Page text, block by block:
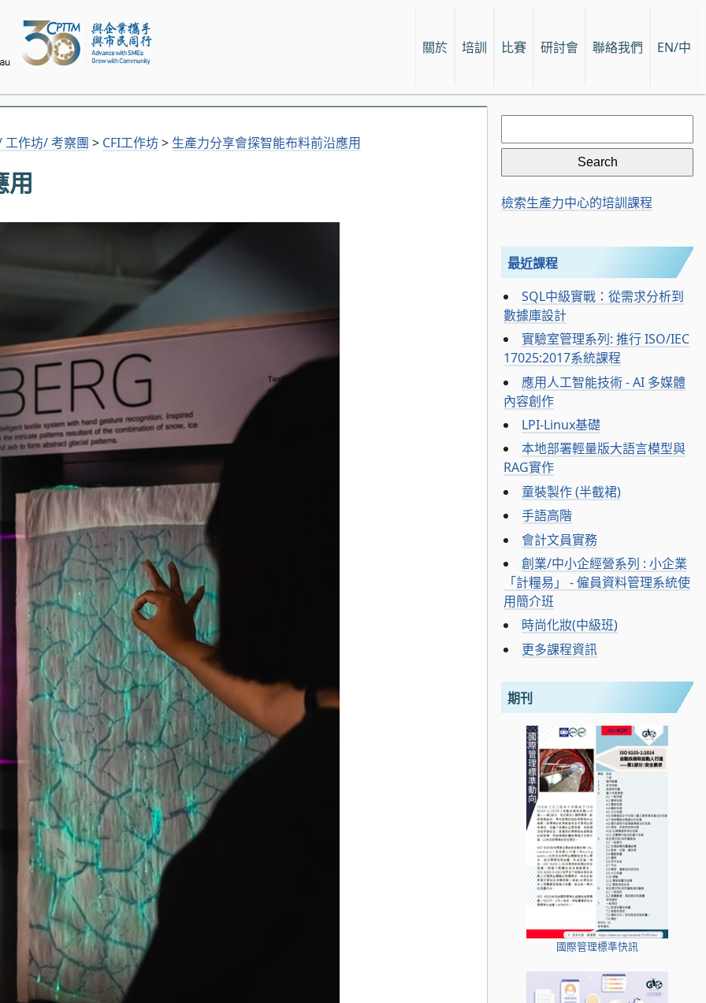
關於 培訓 比賽 研討會 聯絡我們 EN/中
工作坊/ 考察團 > CFI工作坊> 生產力分享會探智能布料前沿應用
用
Search
for:
檢索生產力中心的培訓課程
最近課程
SQL中級實戰：從需求分析到
數據庫設計
實驗室管理系列: 推行 ISO/IEC
17025:2017系統課程
應用人工智能技術 - AI 多媒體
內容創作
LPI-Linux基礎
本地部署輕量版大語言模型與
RAG實作
童裝製作 (半截裙)
手語高階
會計文員實務
創業/中小企經營系列 : 小企業
「計糧易」 - 僱員資料管理系統使
用簡介班
時尚化妝(中級班)
更多課程資訊
期刊
國際管理標準快訊